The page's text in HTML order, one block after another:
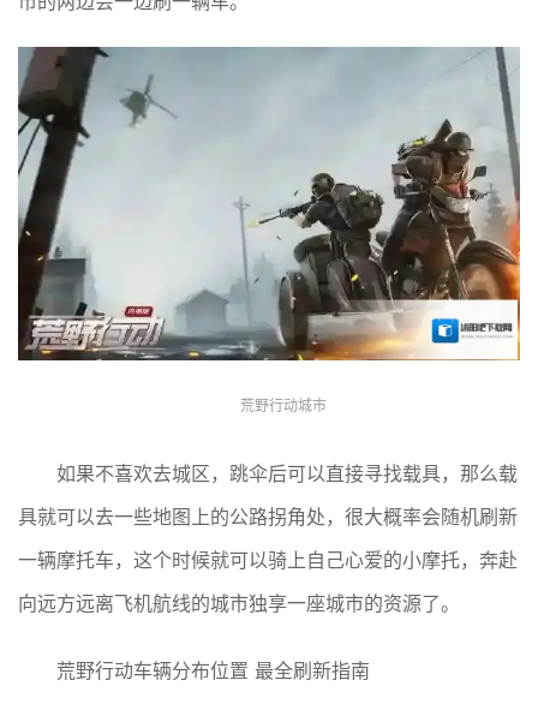
荒野行动城市
如果不喜欢去城区，跳伞后可以直接寻找载具，那么载
具就可以去一些地图上的公路拐角处，很大概率会随机刷新
一辆摩托车，这个时候就可以骑上自己心爱的小摩托，奔赴
向远方远离飞机航线的城市独享一座城市的资源了。
荒野行动车辆分布位置 最全刷新指南